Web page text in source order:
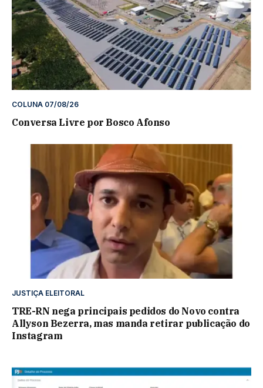
COLUNA 07/08/26
Conversa Livre por Bosco Afonso
JUSTIÇA ELEITORAL
TRE-RN nega principais pedidos do Novo contra
Allyson Bezerra, mas manda retirar publicação do
Instagram